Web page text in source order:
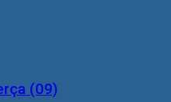
(09)